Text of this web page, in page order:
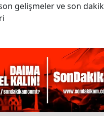
gelişmeler ve son